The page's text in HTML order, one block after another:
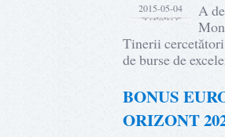
2015-05-04
A
Tinerii
de burse de
BONUS
ORIZONT